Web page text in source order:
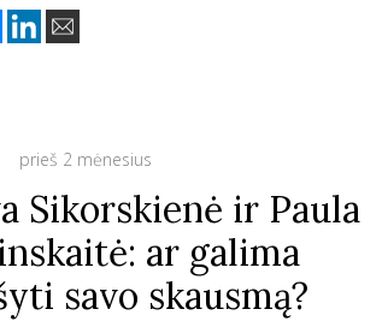
prieš 2 mėnesius
Sikorskienė ir Paula
ar galima
savo skausmą?